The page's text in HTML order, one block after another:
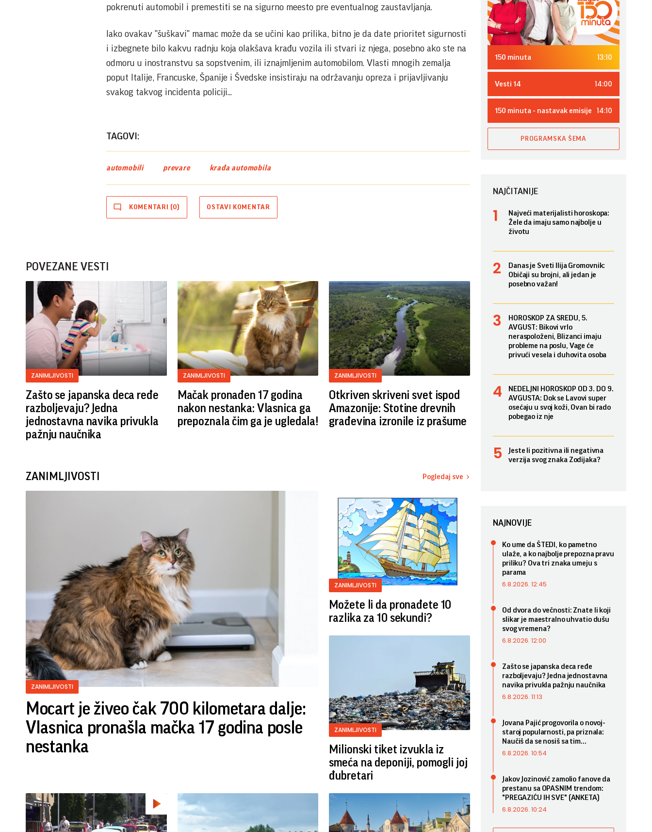
pokrenuti automobil i premestiti se na sigurno meesto pre eventualnog zaustavljanja.
Iako ovakav "šuškavi" mamac može da se učini kao prilika, bitno je da date prioritet sigurnosti
i izbegnete bilo kakvu radnju koja olakšava krađu vozila ili stvari iz njega, posebno ako ste na
odmoru u inostranstvu sa sopstvenim, ili iznajmljenim automobilom. Vlasti mnogih zemalja
poput Italije, Francuske, Španije i Švedske insistiraju na održavanju opreza i prijavljivanju
svakog takvog incidenta policiji...
TAGOVI:
automobili prevare krađa automobila
KOMENTARI (0) OSTAVI KOMENTAR
POVEZANE VESTI
ZANIMLJIVOSTI
Zašto se japanska deca ređe
razboljevaju? Jedna
jednostavna navika privukla
pažnju naučnika
ZANIMLJIVOSTI
Mačak pronađen 17 godina
nakon nestanka: Vlasnica ga
prepoznala čim ga je ugledala!
ZANIMLJIVOSTI
Otkriven skriveni svet ispod
Amazonije: Stotine drevnih
građevina izronile iz prašume
ZANIMLJIVOSTI Pogledaj sve
ZANIMLJIVOSTI
Mocart je živeo čak 700 kilometara dalje:
Vlasnica pronašla mačka 17 godina posle
nestanka
ZANIMLJIVOSTI
Možete li da pronađete 10
razlika za 10 sekundi?
ZANIMLJIVOSTI
Milionski tiket izvukla iz
smeća na deponiji, pomogli joj
đubretari
150 minuta 13:10
Vesti 14 14:00
150 minuta - nastavak emisije 14:10
PROGRAMSKA ŠEMA
NAJČITANIJE
Najveći materijalisti horoskopa:
Žele da imaju samo najbolje u
životu
Danas je Sveti Ilija Gromovnik:
Običaji su brojni, ali jedan je
posebno važan!
HOROSKOP ZA SREDU, 5.
AVGUST: Bikovi vrlo
neraspoloženi, Blizanci imaju
probleme na poslu, Vage će
privući vesela i duhovita osoba
NEDELJNI HOROSKOP OD 3. DO 9.
AVGUSTA: Dok se Lavovi super
osećaju u svoj koži, Ovan bi rado
pobegao iz nje
Jeste li pozitivna ili negativna
verzija svog znaka Zodijaka?
NAJNOVIJE
Ko ume da ŠTEDI, ko pametno
ulaže, a ko najbolje prepozna pravu
priliku? Ova tri znaka umeju s
parama
6.8.2026. 12:45
Od dvora do večnosti: Znate li koji
slikar je maestralno uhvatio dušu
svog vremena?
6.8.2026. 12:00
Zašto se japanska deca ređe
razboljevaju? Jedna jednostavna
navika privukla pažnju naučnika
6.8.2026. 11:13
Jovana Pajić progovorila o novoj-
staroj popularnosti, pa priznala:
Naučiš da se nosiš sa tim...
6.8.2026. 10:54
Jakov Jozinović zamolio fanove da
prestanu sa OPASNIM trendom:
"PREGAZIĆU IH SVE" (ANKETA)
6.8.2026. 10:24